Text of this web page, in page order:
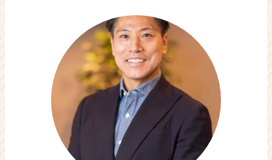
活
サ
イ
ト
ア